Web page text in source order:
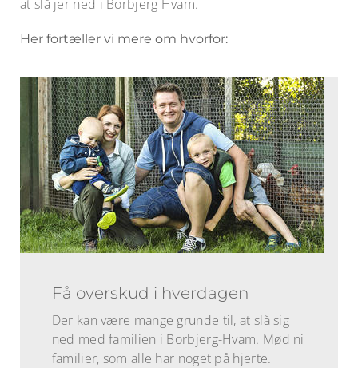
at slå jer ned i Borbjerg Hvam.
Her fortæller vi mere om hvorfor:
Få overskud i hverdagen
Der kan være mange grunde til, at slå sig
ned med familien i Borbjerg-Hvam. Mød ni
familier, som alle har noget på hjerte.